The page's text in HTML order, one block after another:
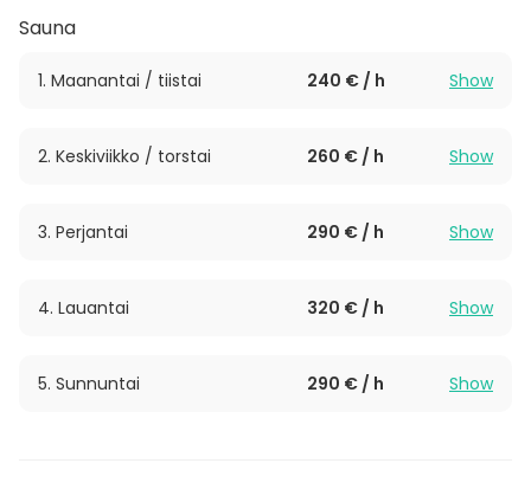
Sauna
1. Maanantai / tiistai 240 € / h Show
2. Keskiviikko / torstai 260 € / h Show
3. Perjantai 290 € / h Show
4. Lauantai 320 € / h Show
5. Sunnuntai 290 € / h Show